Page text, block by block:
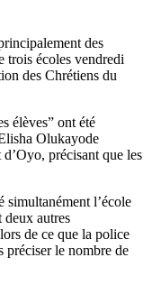
des
trois écoles vendredi
des Chrétiens du
élèves” ont été
Olukayode
précisant que les
simultanément l’école
deux autres
de ce que la police
préciser le nombre de